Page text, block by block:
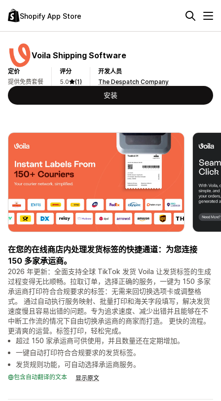
Shopify App Store
Voila Shipping Software
定价
提供免费套餐
评分
5.0
(1)
开发人员
The Despatch Company
安装
在您的在线商店内处理发货标签的快捷通道：为您连接
150 多家承运商。
2026 年更新：全面支持全球 TikTok 发货 Voila 让发货标签的生成
过程变得无比顺畅。拉取订单，选择正确的服务，一键为 150 多家
承运商打印符合合规要求的标签：无需来回切换选项卡或调整格
式。 通过自动执行服务映射、批量打印和海关字段填写，解决发货
速度慢且容易出错的问题。专为追求速度、减少出错并且能够在不
中断工作流的情况下自由切换承运商的商家而打造。 更快的流程。
更清爽的运营。标签打印，轻松完成。
超过 150 家承运商可供使用，并且数量还在定期增加。
一键自动打印符合合规要求的发货标签。
发货规则功能，可自动选择承运商服务。
包含自动翻译的文本 显示原文